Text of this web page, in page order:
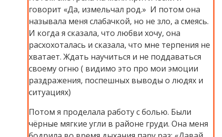
говорит «Да, измельчал род.» И потом она
называла меня слабачкой, но не зло, а смеясь.
И когда я сказала, что любви хочу, она
расхохоталась и сказала, что мне терпения не
хватает. Ждать научиться и не поддаваться
своему огню ( видимо это про мои эмоции
раздражения, поспешных выводы о людях и
ситуациях)
Потом я проделала работу с болью. Были
чёрные мягкие угли в районе груди. Она меня